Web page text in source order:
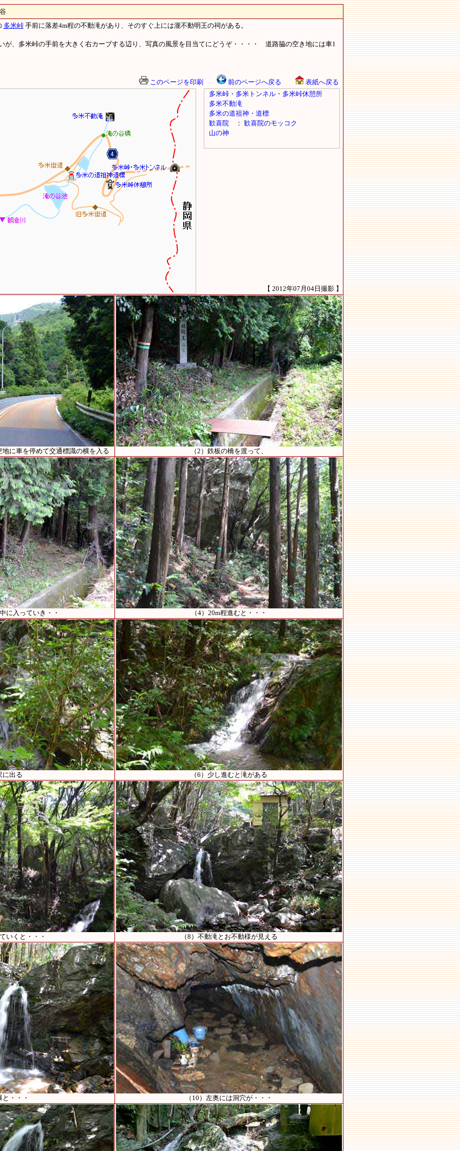
多米峠手前に落差4m程の不動滝があり、そのすぐ上には瀧不動明王の祠がある。
が、多米峠の手前を大きく右カーブする辺り、写真の風景を目当てにどうぞ・・・・ 道路脇の空き地には車1
このページを印刷 前のページへ戻る 表紙へ戻る
【 2012年07月04日撮影 】
に車を停めて交通標識の横を入る （2）鉄板の橋を渡って、
に入っていき・・ （4）20m程進むと・・・
に出る （6）少し進むと滝がある
いくと・・・ （8）不動滝とお不動様が見える
・・・ （10）左奥には洞穴が・・・